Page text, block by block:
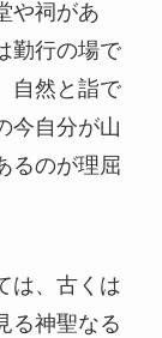
や祠があ
勤行の場で
自然と詣で
今自分が山
るのが理屈
は、古くは
る神聖なる